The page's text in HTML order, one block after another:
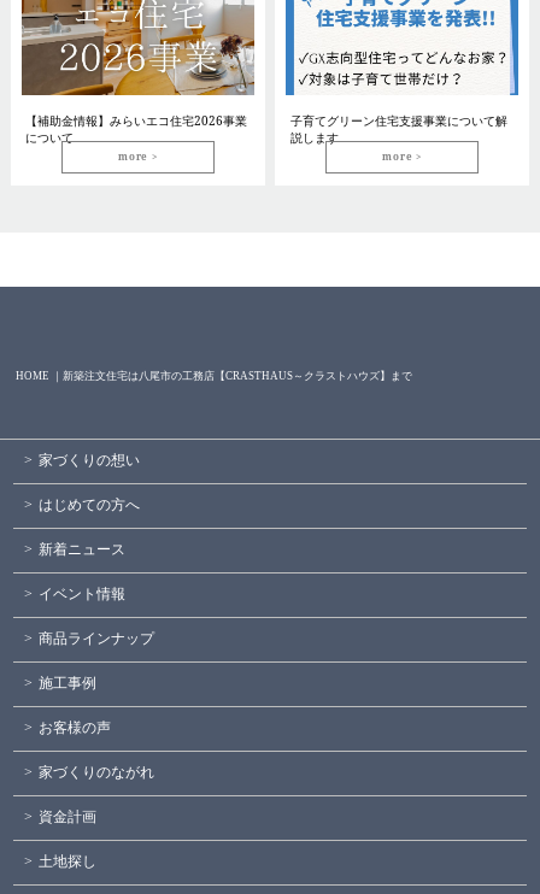
【補助金情報】みらいエコ住宅2026事業
について
more
子育てグリーン住宅支援事業について解
説します
more
HOME ｜新築注文住宅は八尾市の工務店【CRASTHAUS～クラストハウズ】まで
家づくりの想い
はじめての方へ
新着ニュース
イベント情報
商品ラインナップ
施工事例
お客様の声
家づくりのながれ
資金計画
土地探し